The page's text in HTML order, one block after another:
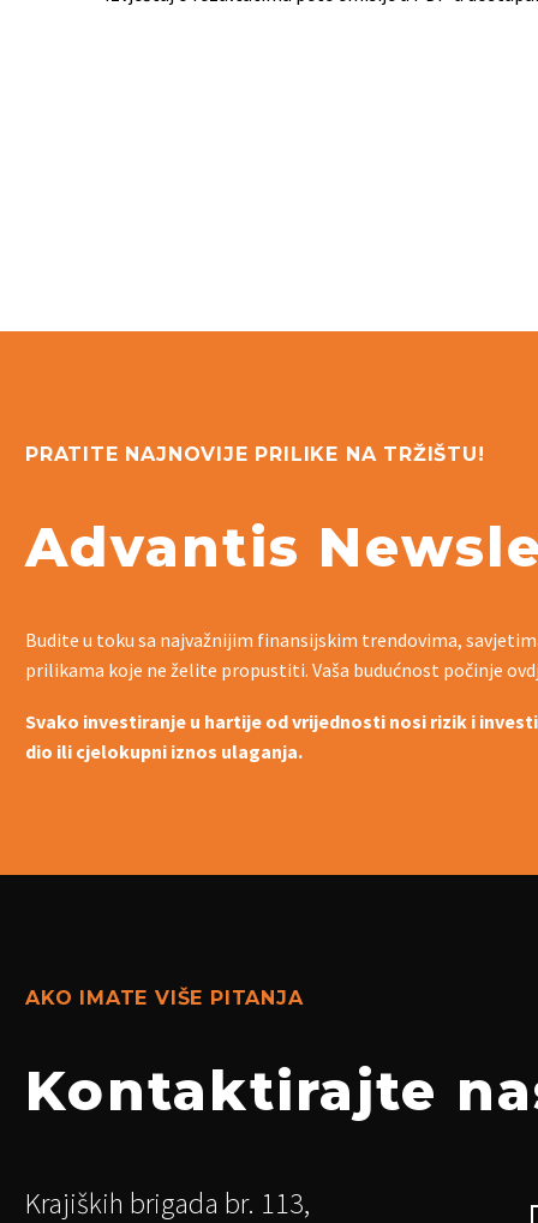
PRATITE NAJNOVIJE PRILIKE NA TRŽIŠTU!
Advantis
Budite u toku sa najvažnijim finansijskim trendovima,
prilikama koje ne želite propustiti. Vaša budućnost počinje
Svako investiranje u hartije od vrijednosti nosi rizik i
dio ili cjelokupni iznos ulaganja.
AKO IMATE VIŠE PITANJA
Kontaktirajte
Krajiških brigada br. 113,